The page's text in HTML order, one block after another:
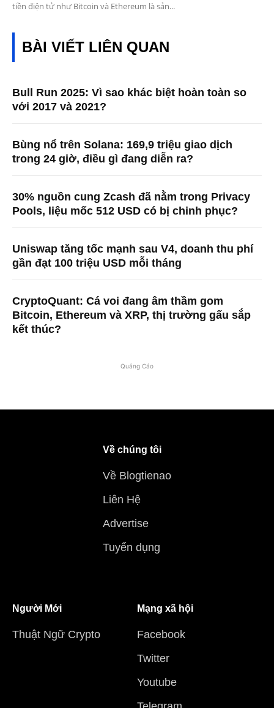
tiền điện tử như Bitcoin và Ethereum là sản...
BÀI VIẾT LIÊN QUAN
Bull Run 2025: Vì sao khác biệt hoàn toàn so
với 2017 và 2021?
Bùng nổ trên Solana: 169,9 triệu giao dịch
trong 24 giờ, điều gì đang diễn ra?
30% nguồn cung Zcash đã nằm trong Privacy
Pools, liệu mốc 512 USD có bị chinh phục?
Uniswap tăng tốc mạnh sau V4, doanh thu phí
gần đạt 100 triệu USD mỗi tháng
CryptoQuant: Cá voi đang âm thầm gom
Bitcoin, Ethereum và XRP, thị trường gấu sắp
kết thúc?
Quảng Cáo
Về chúng tôi
Về Blogtienao
Liên Hệ
Advertise
Tuyển dụng
Người Mới
Thuật Ngữ Crypto
Mạng xã hội
Facebook
Twitter
Youtube